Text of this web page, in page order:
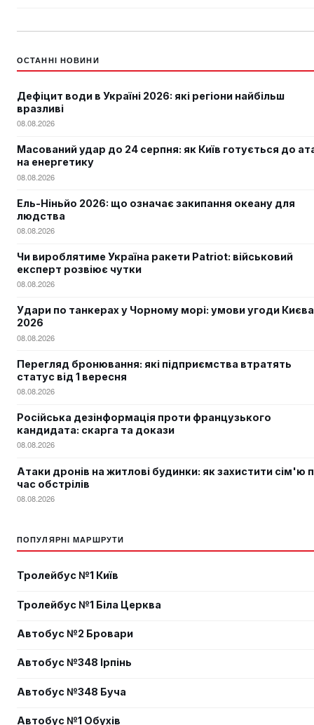
ОСТАННІ НОВИНИ
Дефіцит води в Україні 2026: які регіони найбільш
вразливі
08.08.2026
Масований удар до 24 серпня: як Київ готується до
на енергетику
08.08.2026
Ель-Ніньйо 2026: що означає закипання океану для
людства
08.08.2026
Чи вироблятиме Україна ракети Patriot: військовий
експерт розвіює чутки
08.08.2026
Удари по танкерах у Чорному морі: умови угоди Києва
2026
08.08.2026
Перегляд бронювання: які підприємства втратять
статус від 1 вересня
08.08.2026
Російська дезінформація проти французького
кандидата: скарга та докази
08.08.2026
Атаки дронів на житлові будинки: як захистити сім'ю
час обстрілів
08.08.2026
ПОПУЛЯРНІ МАРШРУТИ
Тролейбус №1 Київ
Тролейбус №1 Біла Церква
Автобус №2 Бровари
Автобус №348 Ірпінь
Автобус №348 Буча
Автобус №1 Обухів